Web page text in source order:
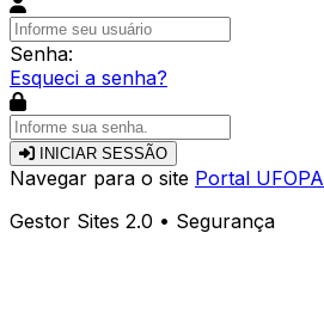
Senha:
Esqueci a senha?
INICIAR SESSÃO
Navegar para o site Portal UFOPA
Gestor Sites 2.0 • Segurança